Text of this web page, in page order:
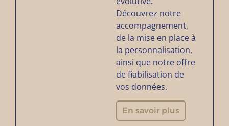
Découvrez notre
accompagnement,
de la mise en place à
la personnalisation,
ainsi que notre offre
de fiabilisation de
vos données.
En savoir plus